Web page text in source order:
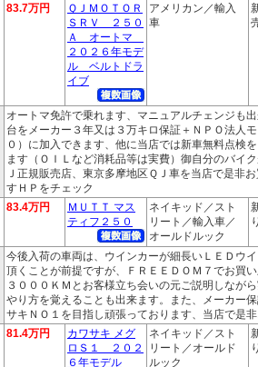
83.7万円
ＱＪＭＯＴＯＲ
ＳＲＶ ２５０
Ａ オートマ
２０２６年モデ
ル ベルトドラ
イブ
アメリカン／輸入
車
オートマ免許で乗れます、マニュアルチェンジも
台をメーカー３年又は３万キロ保証＋ＮＰＯ法人
０）に加入できます、他に当店では新車無料点検
ます（ＯＩＬなど消耗品等は実費）御自分のバイ
Ｊ正規販売店、東京多摩地区ＱＪ車を当店で是非
すＨＰをチェック
83.4万円
ＭＵＴＴ マス
ティフ２５０
ネイキッド／スト
リート／輸入車／
オールドルック
今後入荷の車両は、ウインカーが細長いＬＥＤウ
頂くことが前提ですが、ＦＲＥＥＤＯＭ７でお買
３０００ＫＭとお客様立ち会いの元ご説明しなが
やり方を覚えることも出来ます。また、メーカー
サキＮＯ１を目指し頑張っております、当店で是
81.4万円
カワサキ メグ
ロＳ１ ２０２
６年モデル
ネイキッド／スト
リート／オールド
ルック